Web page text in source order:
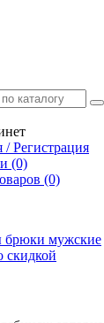
/ Регистрация
(0)
(0)
мужские
скидкой